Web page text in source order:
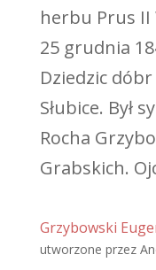
herbu Prus II
25 grudnia
Dziedzic
Słubice. Był
Rocha
Grabskich.
Grzybowski
utworzone przez